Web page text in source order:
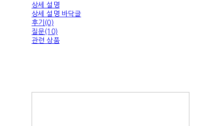
상세 설명
상세 설명 바닥글
후기(0)
질문(10)
관련 상품